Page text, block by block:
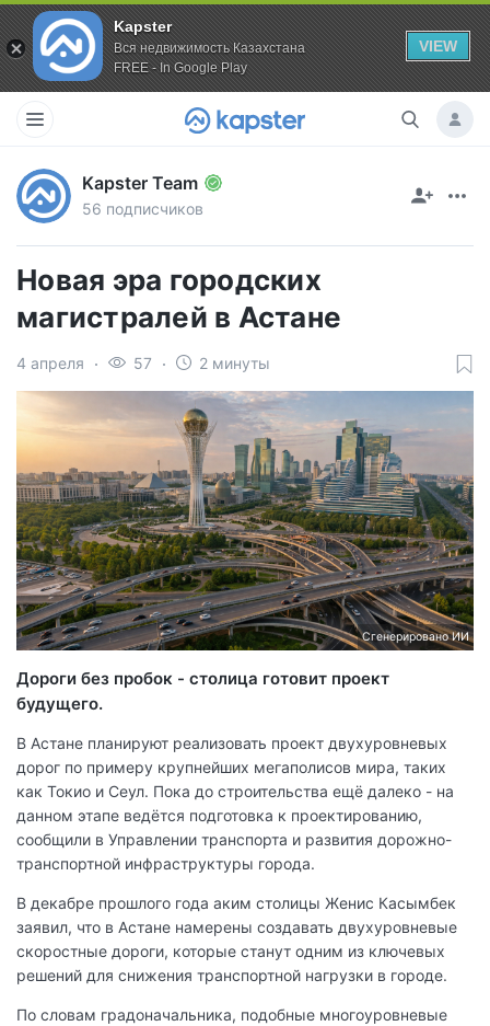
Kapster
Вся недвижимость Казахстана
FREE - In Google Play
VIEW
Kapster Team
56 подписчиков
Новая эра городских
магистралей в Астане
4 апреля 57 2 минуты
Сгенерировано ИИ
Дороги без пробок - столица готовит проект
будущего.
В Астане планируют реализовать проект двухуровневых
дорог по примеру крупнейших мегаполисов мира, таких
как Токио и Сеул. Пока до строительства ещё далеко - на
данном этапе ведётся подготовка к проектированию,
сообщили в Управлении транспорта и развития дорожно-
транспортной инфраструктуры города.
В декабре прошлого года аким столицы Женис Касымбек
заявил, что в Астане намерены создавать двухуровневые
скоростные дороги, которые станут одним из ключевых
решений для снижения транспортной нагрузки в городе.
По словам градоначальника, подобные многоуровневые